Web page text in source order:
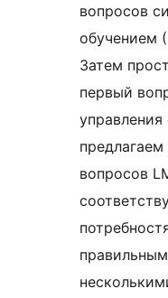
вопросов
обучением
Затем
первый
вопросов